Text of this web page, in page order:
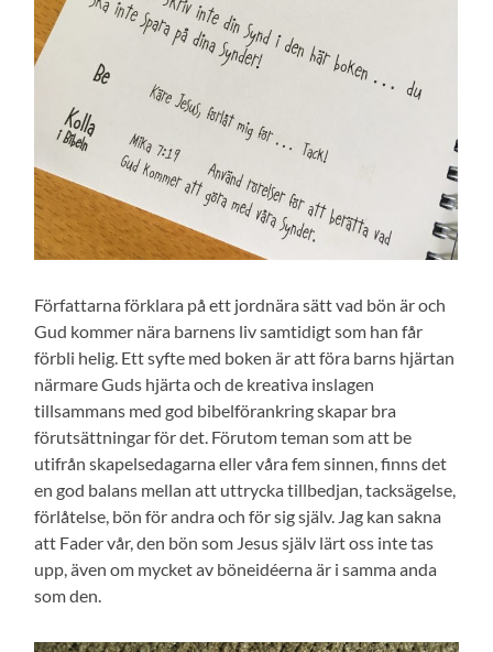
Författarna förklara på ett jordnära sätt vad bön är och
Gud kommer nära barnens liv samtidigt som han får
förbli helig. Ett syfte med boken är att föra barns hjärtan
närmare Guds hjärta och de kreativa inslagen
tillsammans med god bibelförankring skapar bra
förutsättningar för det. Förutom teman som att be
utifrån skapelsedagarna eller våra fem sinnen, finns det
en god balans mellan att uttrycka tillbedjan, tacksägelse,
förlåtelse, bön för andra och för sig själv. Jag kan sakna
att Fader vår, den bön som Jesus själv lärt oss inte tas
upp, även om mycket av böneidéerna är i samma anda
som den.